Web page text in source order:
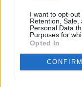
I want to opt-out
Retention, Sale,
Personal Data
Purposes for
Opted In
CONFIRM